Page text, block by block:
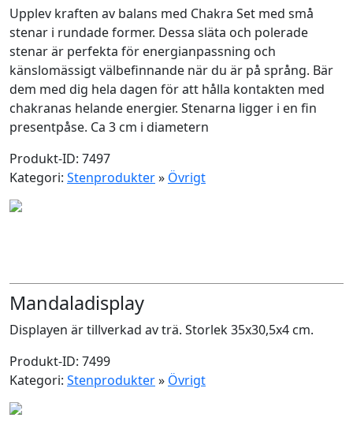
Upplev kraften av balans med Chakra Set med små
stenar i rundade former. Dessa släta och polerade
stenar är perfekta för energianpassning och
känslomässigt välbefinnande när du är på språng. Bär
dem med dig hela dagen för att hålla kontakten med
chakranas helande energier. Stenarna ligger i en fin
presentpåse. Ca 3 cm i diametern
Produkt-ID: 7497
Kategori: Stenprodukter» Övrigt
Mandaladisplay
Displayen är tillverkad av trä. Storlek 35x30,5x4 cm.
Produkt-ID: 7499
Kategori: Stenprodukter» Övrigt